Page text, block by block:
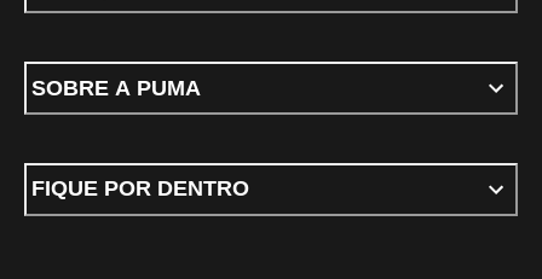
SOBRE A PUMA
FIQUE POR DENTRO